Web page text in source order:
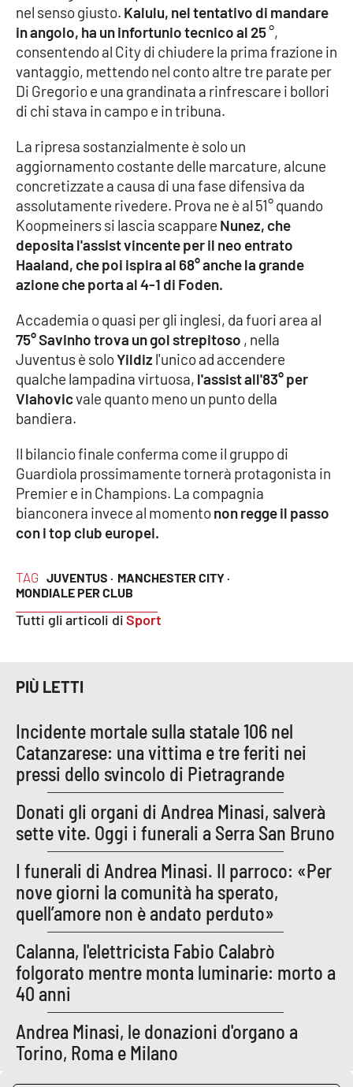
SPECIALI
Buona Sanità Calabria
LA
CALABRIAVISIONE
Destinazioni
Eventi
Food
Storie
LAC
NETWORK
Lacplay.it
Lactv.it
Lacitymag.it
Lacapitalenews.it
Cosenzachannel.it
Catanzarochannel.it
APP
Android
Apple
TAG JUVENTUS · MANCHESTER CITY ·
MONDIALE PER CLUB
Tutti gli articoli diSport
nel senso giusto. Kalulu, nel tentativo di mandare
in angolo, ha un infortunio tecnico al 25°,
consentendo al City di chiudere la prima frazione in
vantaggio, mettendo nel conto altre tre parate per
Di Gregorio e una grandinata a rinfrescare i bollori
di chi stava in campo e in tribuna.
La ripresa sostanzialmente è solo un
aggiornamento costante delle marcature, alcune
concretizzate a causa di una fase difensiva da
assolutamente rivedere. Prova ne è al 51° quando
Koopmeiners si lascia scappare Nunez, che
deposita l'assist vincente per il neo entrato
Haaland, che poi ispira al 68° anche la grande
azione che porta al 4-1 di Foden.
Accademia o quasi per gli inglesi, da fuori area al
75° Savinho trova un gol strepitoso , nella
Juventus è soloYildiz l'unico ad accendere
qualche lampadina virtuosa, l'assist all'83° per
Vlahovicvale quanto meno un punto della
bandiera.
Il bilancio finale conferma come il gruppo di
Guardiola prossimamente tornerà protagonista in
Premier e in Champions. La compagnia
bianconera invece al momentonon regge il passo
con i top club europei.
PIÙ LETTI
Incidente mortale sulla statale 106 nel
Catanzarese: una vittima e tre feriti nei
pressi dello svincolo di Pietragrande
Donati gli organi di Andrea Minasi, salverà
sette vite. Oggi i funerali a Serra San Bruno
I funerali di Andrea Minasi. Il parroco: «Per
nove giorni la comunità ha sperato,
quell’amore non è andato perduto»
Calanna, l'elettricista Fabio Calabrò
folgorato mentre monta luminarie: morto a
40 anni
Andrea Minasi, le donazioni d'organo a
Torino, Roma e Milano